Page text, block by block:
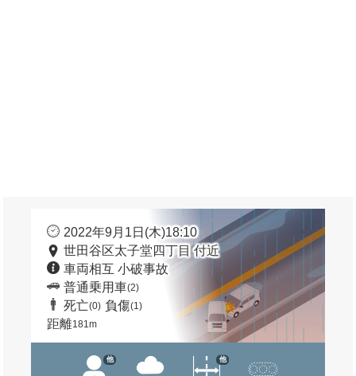
2022年9月1日(木)18:10
世田谷区太子堂四丁目 付近
車両相互 小破事故
普通乗用車(2)
死亡(0) 負傷(1)
距離181m
他 他